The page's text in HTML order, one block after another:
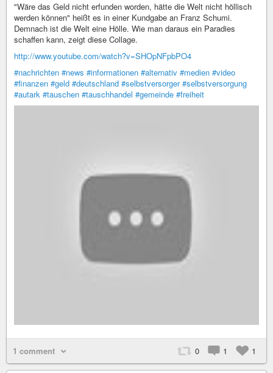
"Wäre das Geld nicht erfunden worden, hätte die Welt nicht höllisch
werden können" heißt es in einer Kundgabe an Franz Schumi.
Demnach ist die Welt eine Hölle. Wie man daraus ein Paradies
schaffen kann, zeigt diese Collage.
http://www.youtube.com/watch?v=SHOpNFpbPO4
#nachrichten #news #informationen #alternativ #medien #video
#finanzen #geld #deutschland #selbstversorger #selbstversorgung
#autark #tauschen #tauschhandel #gemeinde #freiheit
1 comment 0 1 1